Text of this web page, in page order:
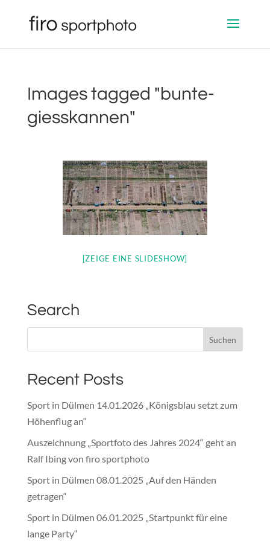
Images tagged "bunte-
giesskannen"
[ZEIGE EINE SLIDESHOW]
Search
Recent Posts
Sport in Dülmen 14.01.2026 „Königsblau setzt zum
Höhenflug an“
Auszeichnung „Sportfoto des Jahres 2024“ geht an
Ralf Ibing von firo sportphoto
Sport in Dülmen 08.01.2025 „Auf den Händen
getragen“
Sport in Dülmen 06.01.2025 „Startpunkt für eine
lange Party“